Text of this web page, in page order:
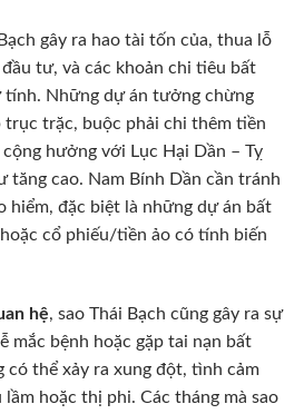
gây ra hao tài tốn của, thua lỗ
tư, và các khoản chi tiêu bất
tính. Những dự án tưởng chừng
trục trặc, buộc phải chi thêm tiền
hưởng với Lục Hại Dần – Tỵ
tăng cao. Nam Bính Dần cần tránh
hiểm, đặc biệt là những dự án bất
cổ phiếu/tiền ảo có tính biến
hệ, sao Thái Bạch cũng gây ra sự
mắc bệnh hoặc gặp tai nạn bất
có thể xảy ra xung đột, tình cảm
lầm hoặc thị phi. Các tháng mà sao